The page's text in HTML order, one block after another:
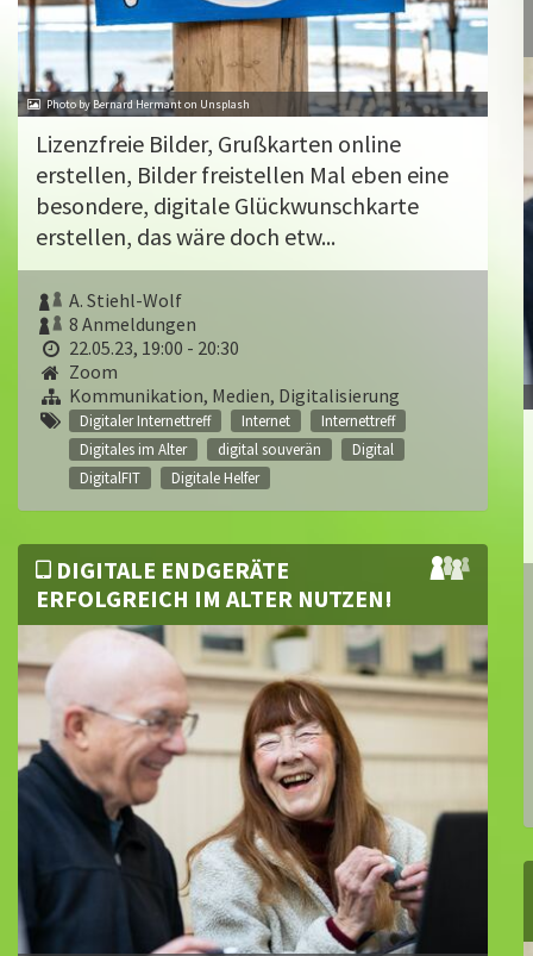
Photo by Bernard Hermant on Unsplash
Lizenzfreie Bilder, Grußkarten online
erstellen, Bilder freistellen Mal eben eine
besondere, digitale Glückwunschkarte
erstellen, das wäre doch etw...
A. Stiehl-Wolf
8 Anmeldungen
22.05.23, 19:00 - 20:30
Zoom
Kommunikation, Medien, Digitalisierung
Digitaler Internettreff Internet
Internettreff
Digitales im Alter
digital souverän
Digital
DigitalFIT
Digitale Helfer
DIGITALE ENDGERÄTE
ERFOLGREICH IM ALTER NUTZEN!